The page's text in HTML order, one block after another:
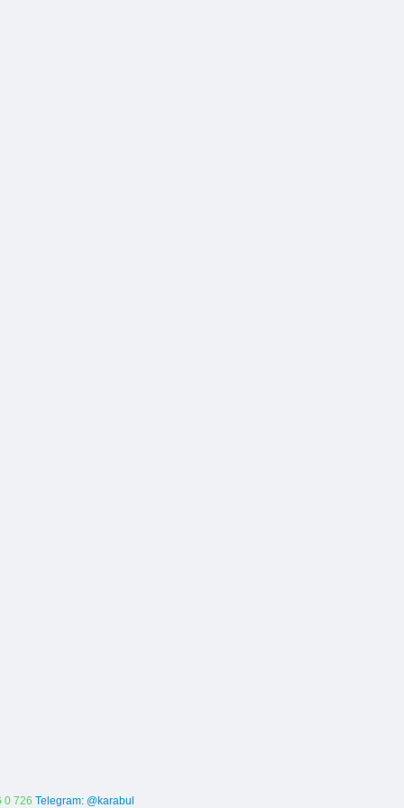
0 726 Telegram: @karabul